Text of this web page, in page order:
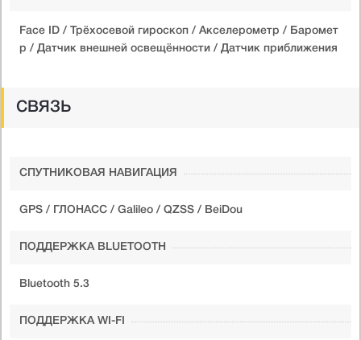
Face ID / Трёхосевой гироскоп / Акселерометр / Баромет
р / Датчик внешней освещённости / Датчик приближения
СВЯЗЬ
СПУТНИКОВАЯ НАВИГАЦИЯ
GPS / ГЛОНАСС / Galileo / QZSS / BeiDou
ПОДДЕРЖКА BLUETOOTH
Bluetooth 5.3
ПОДДЕРЖКА WI-FI